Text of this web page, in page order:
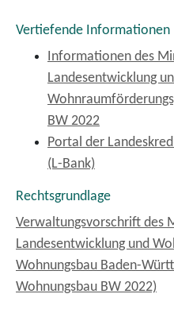
Vertiefende Informationen
Informationen des
Landesentwicklung
BW 2022
Portal der
(L-Bank)
Rechtsgrundlage
Verwaltungsvorschrift des
Landesentwicklung und
Wohnungsbau Baden-
Wohnungsbau BW 2022)